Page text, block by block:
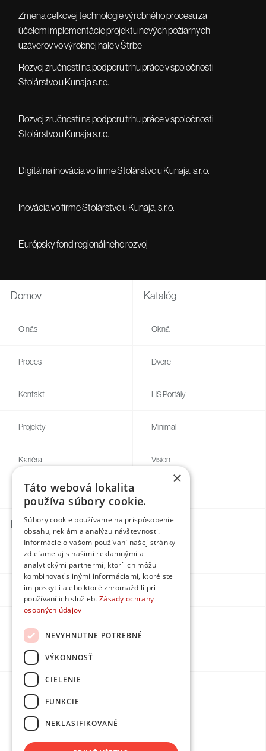
Zmena celkovej technológie výrobného procesu za
účelom implementácie projektu nových požiarnych
uzáverov vo výrobnej hale v Štrbe
Rozvoj zručností na podporu trhu práce v spoločnosti
Stolárstvo u Kunaja s.r.o.
Rozvoj zručností na podporu trhu práce v spoločnosti
Stolárstvo u Kunaja s.r.o.
Digitálna inovácia vo firme Stolárstvo u Kunaja, s.r.o.
Inovácia vo firme Stolárstvo u Kunaja, s.r.o.
Európsky fond regionálneho rozvoj
Domov
O nás
Proces
Kontakt
Projekty
Kariéra
Blog
Katalóg
Okná
Dvere
HS Portály
Minimal
Vision
Kontakty
Facebook
Instagram
Youtube
DPMarketing
×
Táto webová lokalita
používa súbory cookie.
Súbory cookie používame na prispôsobenie
obsahu, reklám a analýzu návštevnosti.
Informácie o vašom používaní našej stránky
zdieľame aj s našimi reklamnými a
analytickými partnermi, ktorí ich môžu
kombinovať s inými informáciami, ktoré ste
im poskytli alebo ktoré zhromaždili pri
používaní ich služieb. Zásady ochrany
osobných údajov
NEVYHNUTNE POTREBNÉ
VÝKONNOSŤ
CIELENIE
FUNKCIE
NEKLASIFIKOVANÉ